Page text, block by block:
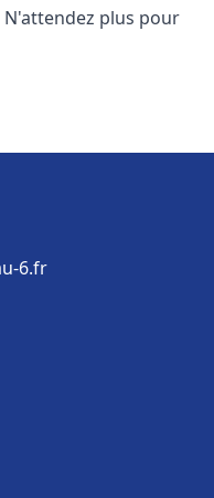
plus pour
6.fr